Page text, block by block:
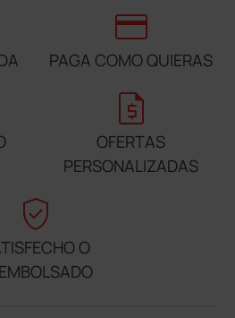
credit_card
PAGA COMO QUIERAS
request_quote
OFERTAS
PERSONALIZADAS
verified_user
O